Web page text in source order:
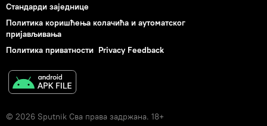
Стандарди заједнице
Политика коришћења колачића и аутоматског
пријављивања
Политика приватности Privacy Feedback
© 2026 Sputnik Сва права задржана. 18+